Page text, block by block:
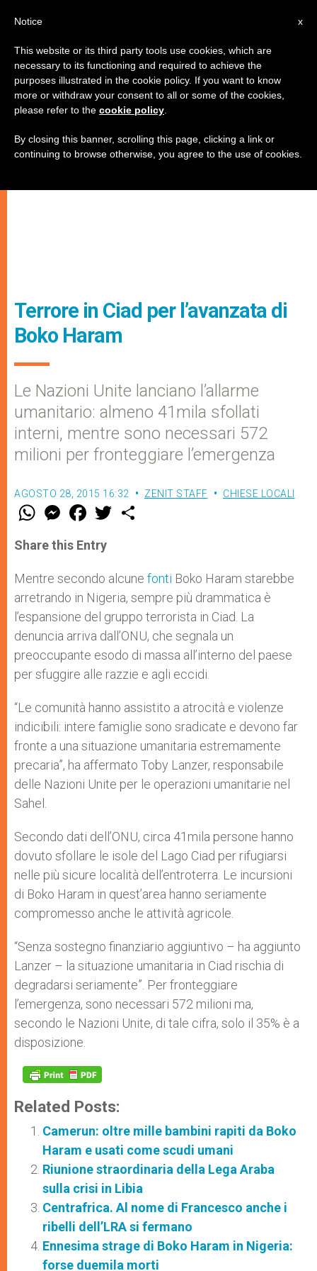
Terrore in Ciad per l’avanzata di
Boko Haram
Le Nazioni Unite lanciano l’allarme
umanitario: almeno 41mila sfollati
interni, mentre sono necessari 572
milioni per fronteggiare l’emergenza
AGOSTO 28, 2015 16:32 ZENIT STAFF CHIESE LOCALI
W
t
s
p
p
M
e
s
e
g
e
r
F
a
e
b
o
k
w
r
Share this Entry
Mentre secondo alcune fonti Boko Haram starebbe
arretrando in Nigeria, sempre più drammatica è
l’espansione del gruppo terrorista in Ciad. La
denuncia arriva dall’ONU, che segnala un
preoccupante esodo di massa all’interno del paese
per sfuggire alle razzie e agli eccidi.
“Le comunità hanno assistito a atrocità e violenze
indicibili: intere famiglie sono sradicate e devono far
fronte a una situazione umanitaria estremamente
precaria”, ha affermato Toby Lanzer, responsabile
delle Nazioni Unite per le operazioni umanitarie nel
Sahel.
Secondo dati dell’ONU, circa 41mila persone hanno
dovuto sfollare le isole del Lago Ciad per rifugiarsi
nelle più sicure località dell’entroterra. Le incursioni
di Boko Haram in quest’area hanno seriamente
compromesso anche le attività agricole.
“Senza sostegno finanziario aggiuntivo – ha aggiunto
Lanzer – la situazione umanitaria in Ciad rischia di
degradarsi seriamente”. Per fronteggiare
l’emergenza, sono necessari 572 milioni ma,
secondo le Nazioni Unite, di tale cifra, solo il 35% è a
disposizione.
Related Posts:
Camerun: oltre mille bambini rapiti da Boko
Haram e usati come scudi umani
Riunione straordinaria della Lega Araba
sulla crisi in Libia
Centrafrica. Al nome di Francesco anche i
ribelli dell’LRA si fermano
Ennesima strage di Boko Haram in Nigeria:
forse duemila morti
x
Notice
This website or its third party tools use cookies, which are
necessary to its functioning and required to achieve the
purposes illustrated in the cookie policy. If you want to know
more or withdraw your consent to all or some of the cookies,
please refer to the cookie policy
By closing this banner, scrolling this page, clicking a link or
continuing to browse otherwise, you agree to the use of cookies.